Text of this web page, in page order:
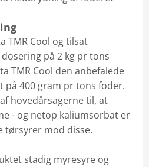
TMR Cool og tilsat
på 2 kg pr tons
TMR Cool den anbefalede
400 gram pr tons foder.
hovedårsagerne til, at
- og netop kaliumsorbat er
tørsyrer mod disse.
stadig myresyre og